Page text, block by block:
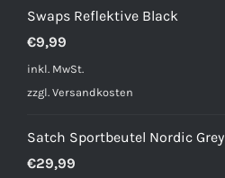
Swaps Reflektive Black
€9,99
inkl. MwSt.
zzgl. Versandkosten
Satch Sportbeutel Nordic Grey
€29,99